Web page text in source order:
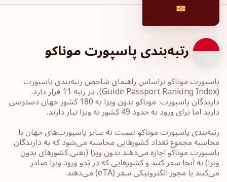
رتبه‌بندی پاسپورت موناکو
پاسپورت‎ موناکو ‎براساس راهنمای شاخص رتبه‌بندی پاسپورت
‏(Guide Passport ‎Ranking Index)، در رتبه 11 قرار دارد.
دارندگان پاسپورت ‏‎ موناکو بدون ویزا به 180 کشور جهان ‎دسترسی
دارند اما برای ورود به حدود 49 کشور به ویزا نیاز دارند.
رتبه‌بندی پاسپورت‎ موناکو ‎نسبت به سایر ‏پاسپورت‌های جهان با
محاسبه مجموع تعداد کشورهایی محاسبه می‌شود که به دارندگان
پاسپورت ‎‎موناکو ‎اجازه می‌دهند بدون ویزا (یعنی کشورهای ‏بدون
ویزا) به آنجا سفر کنند و کشورهایی که در بَدو ورود ویزا صادر
می‌کنند یا ‏مجوز الکترونیکی سفر ‏‎(eTA)‎‏ می‌دهند.